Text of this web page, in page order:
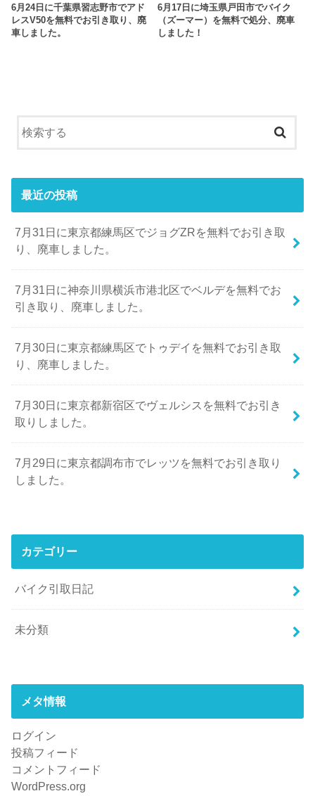
6月24日に千葉県習志野市でアド
レスV50を無料でお引き取り、廃
車しました。
6月17日に埼玉県戸田市でバイク
（ズーマー）を無料で処分、廃車
しました！
最近の投稿
7月31日に東京都練馬区でジョグZRを無料でお引き取
り、廃車しました。
7月31日に神奈川県横浜市港北区でベルデを無料でお
引き取り、廃車しました。
7月30日に東京都練馬区でトゥデイを無料でお引き取
り、廃車しました。
7月30日に東京都新宿区でヴェルシスを無料でお引き
取りしました。
7月29日に東京都調布市でレッツを無料でお引き取り
しました。
カテゴリー
バイク引取日記
未分類
メタ情報
ログイン
投稿フィード
コメントフィード
WordPress.org